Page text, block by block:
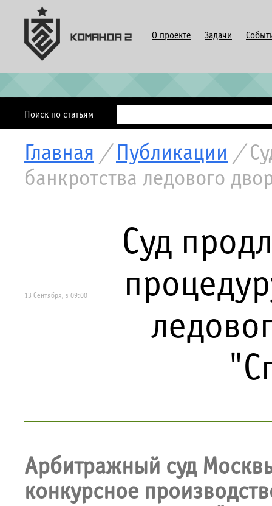
О проекте Задачи
Поиск по статьям
Главная / Публикации /
банкротства ледового
13 Сентября, в 09:00
Суд
Арбитражный суд
конкурсное